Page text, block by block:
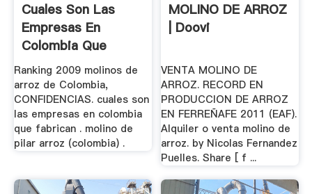
Cuales Son Las
Empresas En
Colombia Que
Fabrican .
Ranking 2009 molinos de
arroz de Colombia,
CONFIDENCIAS. cuales son
las empresas en colombia
que fabrican . molino de
pilar arroz (colombia) .
MOLINO DE ARROZ
| Doovi
VENTA MOLINO DE
ARROZ. RECORD EN
PRODUCCION DE ARROZ
EN FERREÑAFE 2011 (EAF).
Alquiler o venta molino de
arroz. by Nicolas Fernandez
Puelles. Share [ f ...